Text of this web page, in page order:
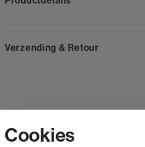
Verzending & Retour
Cookies